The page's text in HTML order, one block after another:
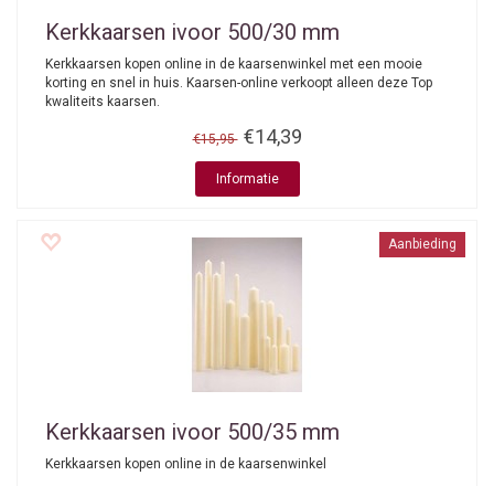
Kerkkaarsen ivoor 500/30 mm
Kerkkaarsen kopen online in de kaarsenwinkel met een mooie
korting en snel in huis. Kaarsen-online verkoopt alleen deze Top
kwaliteits kaarsen.
€15,95 €14,39
Informatie
Aanbieding
Kerkkaarsen ivoor 500/35 mm
Kerkkaarsen kopen online in de kaarsenwinkel